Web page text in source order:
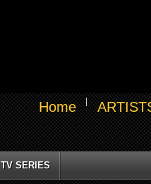
Home
TV SERIES